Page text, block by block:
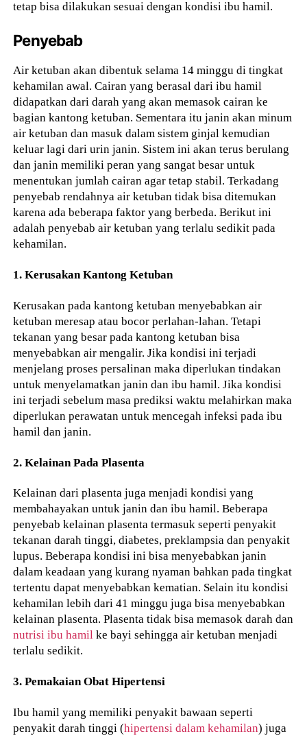
tetap bisa dilakukan sesuai dengan kondisi ibu hamil.
Penyebab
Air ketuban akan dibentuk selama 14 minggu di tingkat
kehamilan awal. Cairan yang berasal dari ibu hamil
didapatkan dari darah yang akan memasok cairan ke
bagian kantong ketuban. Sementara itu janin akan minum
air ketuban dan masuk dalam sistem ginjal kemudian
keluar lagi dari urin janin. Sistem ini akan terus berulang
dan janin memiliki peran yang sangat besar untuk
menentukan jumlah cairan agar tetap stabil. Terkadang
penyebab rendahnya air ketuban tidak bisa ditemukan
karena ada beberapa faktor yang berbeda. Berikut ini
adalah penyebab air ketuban yang terlalu sedikit pada
kehamilan.
1. Kerusakan Kantong Ketuban
Kerusakan pada kantong ketuban menyebabkan air
ketuban meresap atau bocor perlahan-lahan. Tetapi
tekanan yang besar pada kantong ketuban bisa
menyebabkan air mengalir. Jika kondisi ini terjadi
menjelang proses persalinan maka diperlukan tindakan
untuk menyelamatkan janin dan ibu hamil. Jika kondisi
ini terjadi sebelum masa prediksi waktu melahirkan maka
diperlukan perawatan untuk mencegah infeksi pada ibu
hamil dan janin.
2. Kelainan Pada Plasenta
Kelainan dari plasenta juga menjadi kondisi yang
membahayakan untuk janin dan ibu hamil. Beberapa
penyebab kelainan plasenta termasuk seperti penyakit
tekanan darah tinggi, diabetes, preklampsia dan penyakit
lupus. Beberapa kondisi ini bisa menyebabkan janin
dalam keadaan yang kurang nyaman bahkan pada tingkat
tertentu dapat menyebabkan kematian. Selain itu kondisi
kehamilan lebih dari 41 minggu juga bisa menyebabkan
kelainan plasenta. Plasenta tidak bisa memasok darah dan
nutrisi ibu hamil ke bayi sehingga air ketuban menjadi
terlalu sedikit.
3. Pemakaian Obat Hipertensi
Ibu hamil yang memiliki penyakit bawaan seperti
penyakit darah tinggi (hipertensi dalam kehamilan) juga